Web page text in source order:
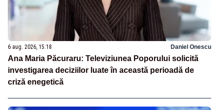
6 aug. 2026, 15:18 Daniel Onescu
Ana Maria Păcuraru: Televiziunea Poporului solicită
investigarea deciziilor luate în această perioadă de
criză enegetică